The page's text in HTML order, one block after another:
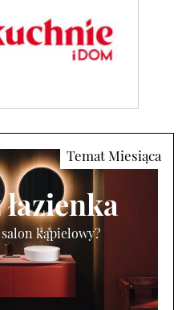
kąpielowy?